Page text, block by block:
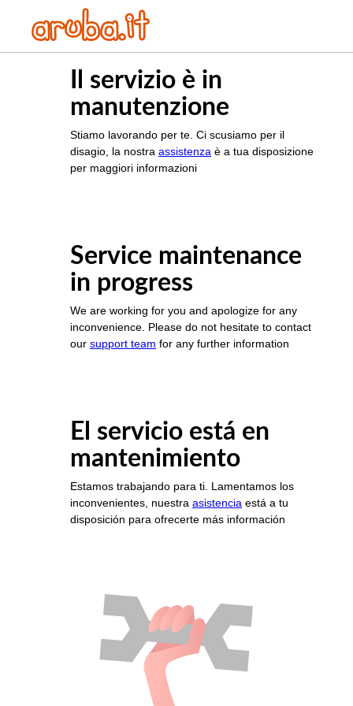
Il servizio è in
manutenzione
Stiamo lavorando per te. Ci scusiamo per il
disagio, la nostra assistenza è a tua disposizione
per maggiori informazioni
Service maintenance
in progress
We are working for you and apologize for any
inconvenience. Please do not hesitate to contact
our support team for any further information
El servicio está en
mantenimiento
Estamos trabajando para ti. Lamentamos los
inconvenientes, nuestra asistencia está a tu
disposición para ofrecerte más información